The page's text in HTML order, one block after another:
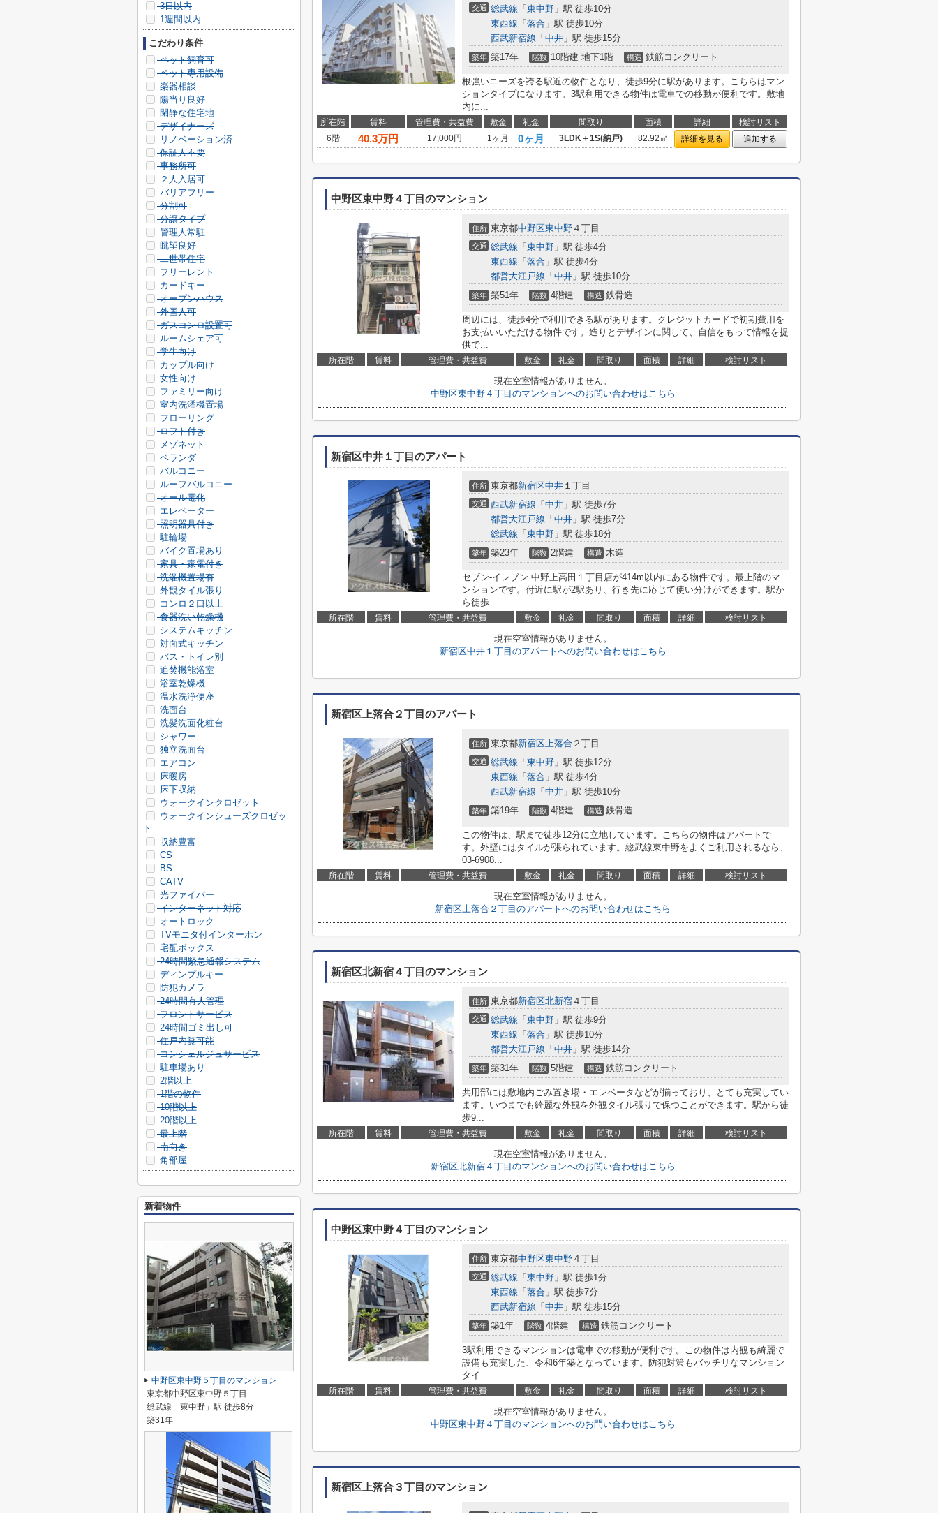
交通 総武線 「 東中野 」駅 徒歩10分
東西線 「 落合 」駅 徒歩10分
西武新宿線 「 中井 」駅 徒歩15分
築年 築17年 階数 10階建 地下1階 構造 鉄筋コンクリート
根強いニーズを誇る駅近の物件となり、徒歩9分に駅があります。こちらはマン
ションタイプになります。3駅利用できる物件は電車での移動が便利です。敷地
内に...
所在階 賃料 管理費・共益費 敷金 礼金 間取り 面積 詳細
検討リスト
6階
40.3万円 17,000円 1ヶ月 0ヶ月 3LDK＋1S(納戸) 82.92㎡ 詳細を見る 追加する
中野区東中野４丁目のマンション
住所 東京都中野区東中野 ４丁目
交通 総武線 「 東中野 」駅 徒歩4分
東西線 「 落合 」駅 徒歩4分
都営大江戸線 「 中井 」駅 徒歩10分
築年 築51年 階数 4階建 構造 鉄骨造
周辺には、徒歩4分で利用できる駅があります。クレジットカードで初期費用を
お支払いいただける物件です。造りとデザインに関して、自信をもって情報を提
供で...
所在階 賃料 管理費・共益費 敷金 礼金 間取り 面積 詳細 検討リスト
現在空室情報がありません。
中野区東中野４丁目のマンションへのお問い合わせはこちら
新宿区中井１丁目のアパート
住所 東京都新宿区中井 １丁目
交通 西武新宿線 「 中井 」駅 徒歩7分
都営大江戸線 「 中井 」駅 徒歩7分
総武線 「 東中野 」駅 徒歩18分
築年 築23年 階数 2階建 構造 木造
セブン-イレブン 中野上高田１丁目店が414m以内にある物件です。最上階のマ
ンションです。付近に駅が2駅あり、行き先に応じて使い分けができます。駅か
ら徒歩...
所在階 賃料 管理費・共益費 敷金 礼金 間取り 面積 詳細 検討リスト
現在空室情報がありません。
新宿区中井１丁目のアパートへのお問い合わせはこちら
新宿区上落合２丁目のアパート
住所 東京都新宿区上落合 ２丁目
交通 総武線 「 東中野 」駅 徒歩12分
東西線 「 落合 」駅 徒歩4分
西武新宿線 「 中井 」駅 徒歩10分
築年 築19年 階数 4階建 構造 鉄骨造
この物件は、駅まで徒歩12分に立地しています。こちらの物件はアパートで
す。外壁にはタイルが張られています。総武線東中野をよくご利用されるなら、
03-6908...
所在階 賃料 管理費・共益費 敷金 礼金 間取り 面積 詳細 検討リスト
現在空室情報がありません。
新宿区上落合２丁目のアパートへのお問い合わせはこちら
新宿区北新宿４丁目のマンション
住所 東京都新宿区北新宿 ４丁目
交通 総武線 「 東中野 」駅 徒歩9分
東西線 「 落合 」駅 徒歩10分
都営大江戸線 「 中井 」駅 徒歩14分
築年 築31年 階数 5階建 構造 鉄筋コンクリート
共用部には敷地内ごみ置き場・エレベータなどが揃っており、とても充実してい
ます。いつまでも綺麗な外観を外観タイル張りで保つことができます。駅から徒
歩9...
所在階 賃料 管理費・共益費 敷金 礼金 間取り 面積 詳細 検討リスト
現在空室情報がありません。
新宿区北新宿４丁目のマンションへのお問い合わせはこちら
中野区東中野４丁目のマンション
住所 東京都中野区東中野 ４丁目
交通 総武線 「 東中野 」駅 徒歩1分
東西線 「 落合 」駅 徒歩7分
西武新宿線 「 中井 」駅 徒歩15分
築年 築1年 階数 4階建 構造 鉄筋コンクリート
3駅利用できるマンションは電車での移動が便利です。この物件は内観も綺麗で
設備も充実した、令和6年築となっています。防犯対策もバッチリなマンション
タイ...
所在階 賃料 管理費・共益費 敷金 礼金 間取り 面積 詳細 検討リスト
現在空室情報がありません。
中野区東中野４丁目のマンションへのお問い合わせはこちら
新宿区上落合３丁目のマンション
3日以内
1週間以内
こだわり条件
ペット飼育可
ペット専用設備
楽器相談
陽当り良好
閑静な住宅地
デザイナーズ
リノベーション済
保証人不要
事務所可
２人入居可
バリアフリー
分割可
分譲タイプ
管理人常駐
眺望良好
二世帯住宅
フリーレント
カードキー
オープンハウス
外国人可
ガスコンロ設置可
ルームシェア可
学生向け
カップル向け
女性向け
ファミリー向け
室内洗濯機置場
フローリング
ロフト付き
メゾネット
ベランダ
バルコニー
ルーフバルコニー
オール電化
エレベーター
照明器具付き
駐輪場
バイク置場あり
家具・家電付き
洗濯機置場有
外観タイル張り
コンロ２口以上
食器洗い乾燥機
システムキッチン
対面式キッチン
バス・トイレ別
追焚機能浴室
浴室乾燥機
温水洗浄便座
洗面台
洗髪洗面化粧台
シャワー
独立洗面台
エアコン
床暖房
床下収納
ウォークインクロゼット
ウォークインシューズクロゼッ
ト
収納豊富
CS
BS
CATV
光ファイバー
インターネット対応
オートロック
TVモニタ付インターホン
宅配ボックス
24時間緊急通報システム
ディンプルキー
防犯カメラ
24時間有人管理
フロントサービス
24時間ゴミ出し可
住戸内覧可能
コンシェルジュサービス
駐車場あり
2階以上
1階の物件
10階以上
20階以上
最上階
南向き
角部屋
新着物件
中野区東中野５丁目のマンション
東京都中野区東中野５丁目
総武線「東中野」駅 徒歩8分
築31年